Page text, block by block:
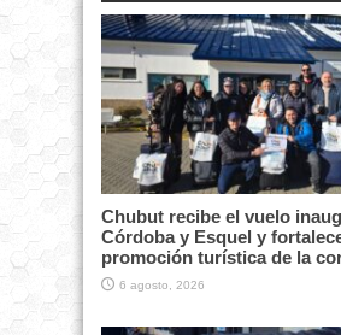
Chubut recibe el vuelo
Córdoba y Esquel y
promoción turística de la
6 agosto, 2026